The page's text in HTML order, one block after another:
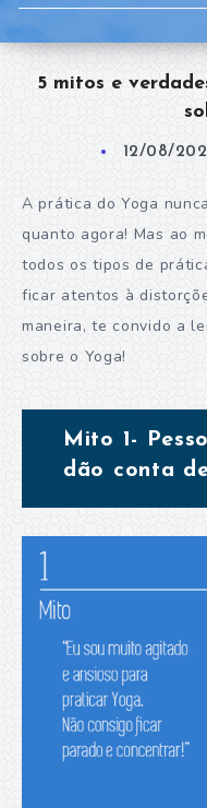
5 mitos e
12/08/
A prática do Yoga
quanto agora! Mas ao
todos os tipos de
ficar atentos à
maneira, te convido a
sobre o Yoga!
Mito 1-
dão conta